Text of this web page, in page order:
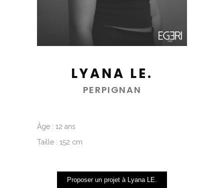
LYANA LE.
PERPIGNAN
Âge : 12 ans
Taille : 152 cm
Proposer un projet à Lyana LE.